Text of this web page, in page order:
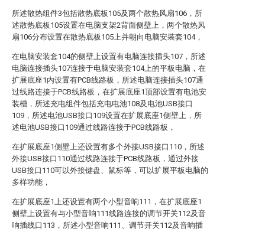
所述散热组件3包括散热底板105及两个散热风扇106，所
述散热底板105设置在电脑支架2背面侧壁上，两个散热风
扇106分布设置在散热底板105上并朝向电脑安装套104，
在电脑安装套104的侧壁上设置有电脑连接插头107，所述
电脑连接插头107连接于电脑安装套104上的平板电脑，在
扩展底座1内设置有PCB线路板，所述电脑连接插头107通
过线路连接于PCB线路板，在扩展底座1顶部设置有电池安
装槽，所述充电组件包括充电电池108及电池USB接口
109，所述电池USB接口109设置在扩展底座1侧壁上，所
述电池USB接口109通过线路连接于PCB线路板，
在扩展底座1侧壁上还设置有多个外接USB接口110，所述
外接USB接口110通过线路连接于PCB线路板，通过外接
USB接口110可以外接键盘、鼠标等，可以扩展平板电脑的
多样功能，
在扩展底座1上还设置有两个小型音响111，在扩展底座1
侧壁上设置有与小型音响111线路连接的调节开关112及音
响插线口113，所述小型音响111、调节开关112及音响插